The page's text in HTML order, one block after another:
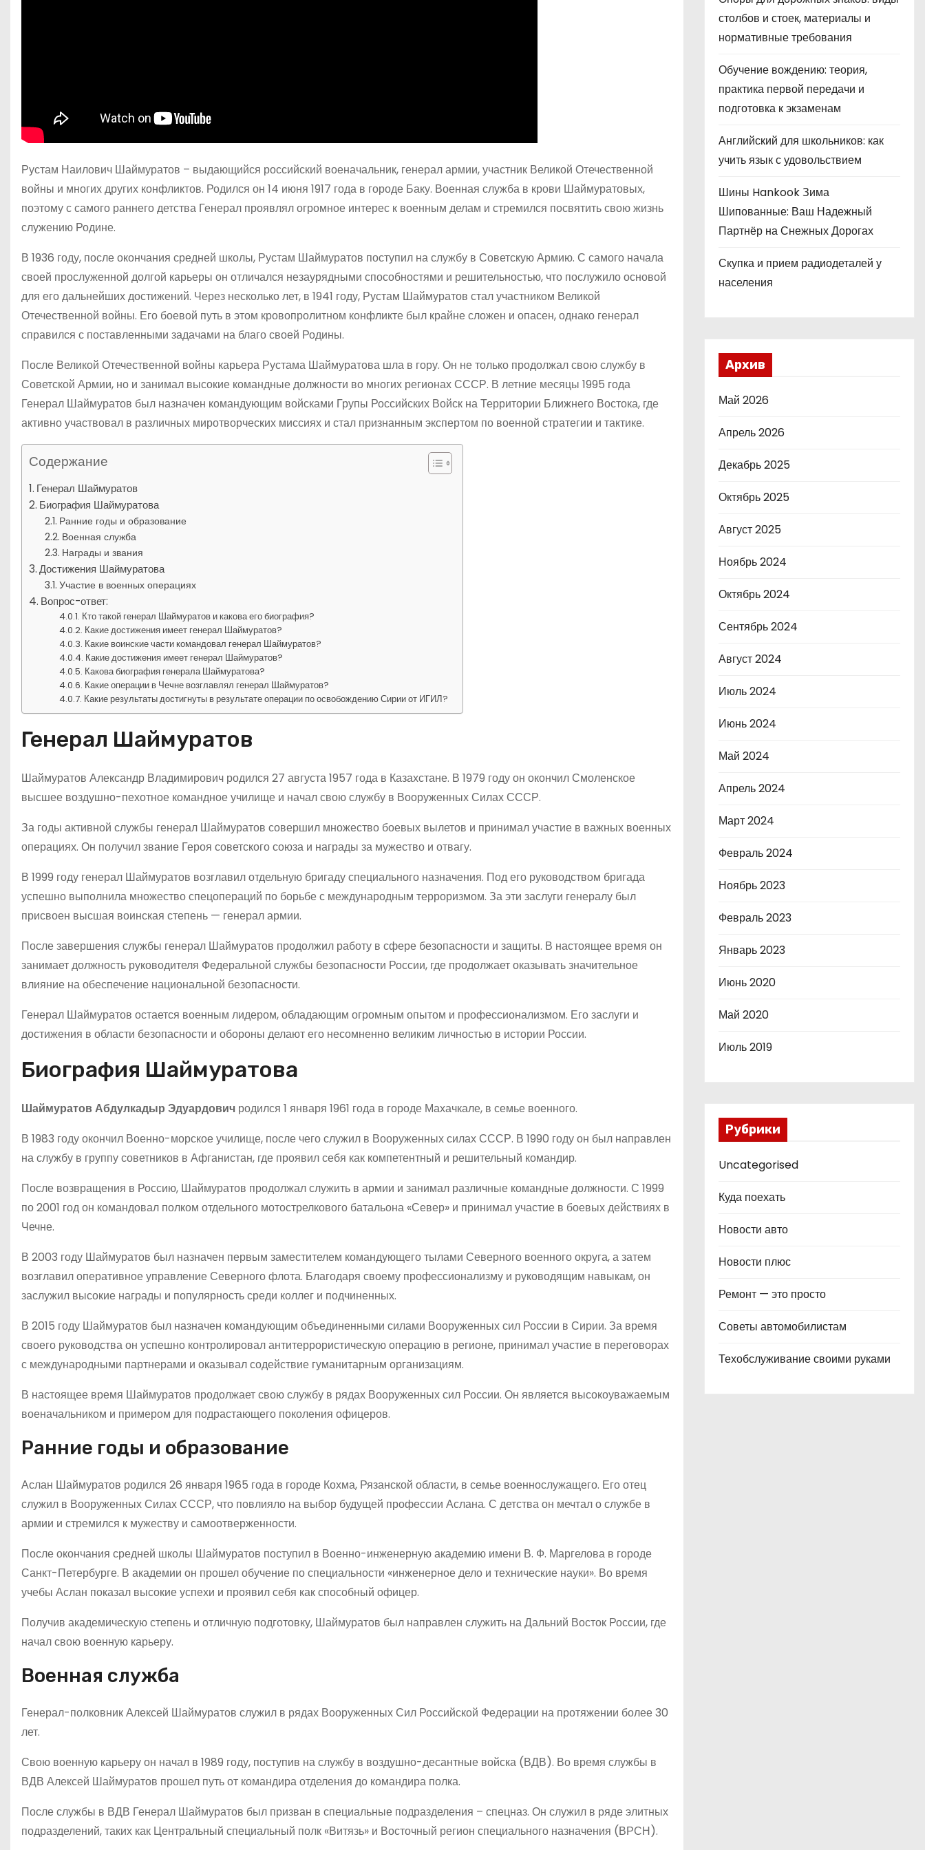
Рустам Наилович Шаймуратов – выдающийся российский военачальник, генерал армии, участник Великой Отечественной
войны и многих других конфликтов. Родился он 14 июня 1917 года в городе Баку. Военная служба в крови Шаймуратовых,
поэтому с самого раннего детства Генерал проявлял огромное интерес к военным делам и стремился посвятить свою жизнь
служению Родине.
В 1936 году, после окончания средней школы, Рустам Шаймуратов поступил на службу в Советскую Армию. С самого начала
своей прослуженной долгой карьеры он отличался незаурядными способностями и решительностью, что послужило основой
для его дальнейших достижений. Через несколько лет, в 1941 году, Рустам Шаймуратов стал участником Великой
Отечественной войны. Его боевой путь в этом кровопролитном конфликте был крайне сложен и опасен, однако генерал
справился с поставленными задачами на благо своей Родины.
После Великой Отечественной войны карьера Рустама Шаймуратова шла в гору. Он не только продолжал свою службу в
Советской Армии, но и занимал высокие командные должности во многих регионах СССР. В летние месяцы 1995 года
Генерал Шаймуратов был назначен командующим войсками Групы Российских Войск на Территории Ближнего Востока, где
активно участвовал в различных миротворческих миссиях и стал признанным экспертом по военной стратегии и тактике.
Содержание
Генерал Шаймуратов
Биография Шаймуратова
Ранние годы и образование
Военная служба
Награды и звания
Достижения Шаймуратова
Участие в военных операциях
Вопрос-ответ:
Кто такой генерал Шаймуратов и какова его биография?
Какие достижения имеет генерал Шаймуратов?
Какие воинские части командовал генерал Шаймуратов?
Какие достижения имеет генерал Шаймуратов?
Какова биография генерала Шаймуратова?
Какие операции в Чечне возглавлял генерал Шаймуратов?
Какие результаты достигнуты в результате операции по освобождению Сирии от ИГИЛ?
Генерал Шаймуратов
Шаймуратов Александр Владимирович родился 27 августа 1957 года в Казахстане. В 1979 году он окончил Смоленское
высшее воздушно-пехотное командное училище и начал свою службу в Вооруженных Силах СССР.
За годы активной службы генерал Шаймуратов совершил множество боевых вылетов и принимал участие в важных военных
операциях. Он получил звание Героя советского союза и награды за мужество и отвагу.
В 1999 году генерал Шаймуратов возглавил отдельную бригаду специального назначения. Под его руководством бригада
успешно выполнила множество спецопераций по борьбе с международным терроризмом. За эти заслуги генералу был
присвоен высшая воинская степень — генерал армии.
После завершения службы генерал Шаймуратов продолжил работу в сфере безопасности и защиты. В настоящее время он
занимает должность руководителя Федеральной службы безопасности России, где продолжает оказывать значительное
влияние на обеспечение национальной безопасности.
Генерал Шаймуратов остается военным лидером, обладающим огромным опытом и профессионализмом. Его заслуги и
достижения в области безопасности и обороны делают его несомненно великим личностью в истории России.
Биография Шаймуратова
Шаймуратов Абдулкадыр Эдуардович родился 1 января 1961 года в городе Махачкале, в семье военного.
В 1983 году окончил Военно-морское училище, после чего служил в Вооруженных силах СССР. В 1990 году он был направлен
на службу в группу советников в Афганистан, где проявил себя как компетентный и решительный командир.
После возвращения в Россию, Шаймуратов продолжал служить в армии и занимал различные командные должности. С 1999
по 2001 год он командовал полком отдельного мотострелкового батальона «Север» и принимал участие в боевых действиях в
Чечне.
В 2003 году Шаймуратов был назначен первым заместителем командующего тылами Северного военного округа, а затем
возглавил оперативное управление Северного флота. Благодаря своему профессионализму и руководящим навыкам, он
заслужил высокие награды и популярность среди коллег и подчиненных.
В 2015 году Шаймуратов был назначен командующим объединенными силами Вооруженных сил России в Сирии. За время
своего руководства он успешно контролировал антитеррористическую операцию в регионе, принимал участие в переговорах
с международными партнерами и оказывал содействие гуманитарным организациям.
В настоящее время Шаймуратов продолжает свою службу в рядах Вооруженных сил России. Он является высокоуважаемым
военачальником и примером для подрастающего поколения офицеров.
Ранние годы и образование
Аслан Шаймуратов родился 26 января 1965 года в городе Кохма, Рязанской области, в семье военнослужащего. Его отец
служил в Вооруженных Силах СССР, что повлияло на выбор будущей профессии Аслана. С детства он мечтал о службе в
армии и стремился к мужеству и самоотверженности.
После окончания средней школы Шаймуратов поступил в Военно-инженерную академию имени В. Ф. Маргелова в городе
Санкт-Петербурге. В академии он прошел обучение по специальности «инженерное дело и технические науки». Во время
учебы Аслан показал высокие успехи и проявил себя как способный офицер.
Получив академическую степень и отличную подготовку, Шаймуратов был направлен служить на Дальний Восток России, где
начал свою военную карьеру.
Военная служба
Генерал-полковник Алексей Шаймуратов служил в рядах Вооруженных Сил Российской Федерации на протяжении более 30
лет.
Свою военную карьеру он начал в 1989 году, поступив на службу в воздушно-десантные войска (ВДВ). Во время службы в
ВДВ Алексей Шаймуратов прошел путь от командира отделения до командира полка.
После службы в ВДВ Генерал Шаймуратов был призван в специальные подразделения – спецназ. Он служил в ряде элитных
подразделений, таких как Центральный специальный полк «Витязь» и Восточный регион специального назначения (ВРСН).
столбов и стоек, материалы и
нормативные требования
Обучение вождению: теория,
практика первой передачи и
подготовка к экзаменам
Английский для школьников: как
учить язык с удовольствием
Шины Hankook Зима
Шипованные: Ваш Надежный
Партнёр на Снежных Дорогах
Скупка и прием радиодеталей у
населения
Архив
Май 2026
Апрель 2026
Декабрь 2025
Октябрь 2025
Август 2025
Ноябрь 2024
Октябрь 2024
Сентябрь 2024
Август 2024
Июль 2024
Июнь 2024
Май 2024
Апрель 2024
Март 2024
Февраль 2024
Ноябрь 2023
Февраль 2023
Январь 2023
Июнь 2020
Май 2020
Июль 2019
Рубрики
Uncategorised
Куда поехать
Новости авто
Новости плюс
Ремонт — это просто
Советы автомобилистам
Техобслуживание своими руками